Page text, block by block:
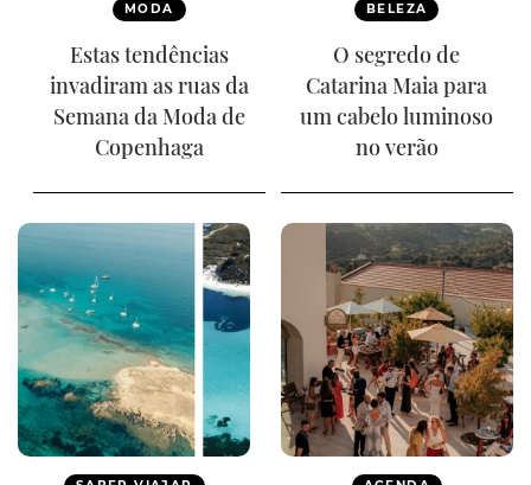
MODA
Estas tendências
invadiram as ruas da
Semana da Moda de
Copenhaga
BELEZA
O segredo de
Catarina Maia para
um cabelo luminoso
no verão